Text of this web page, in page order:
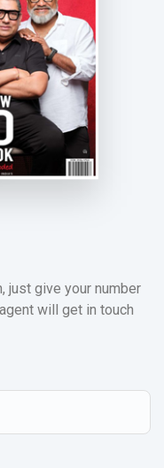
just give your number
will get in touch